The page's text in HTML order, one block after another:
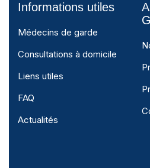
Informations utiles
Médecins de garde
Consultations à domicile
Liens utiles
FAQ
Actualités